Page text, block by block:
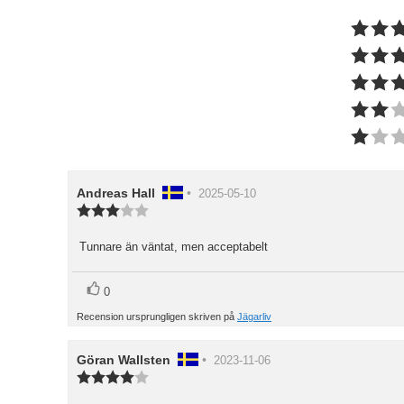
Recensionsförfattare:
Andreas Hall • Recensionsdatum:
2025-05-10
5
Recensionstext:
Tunnare än väntat, men acceptabelt
Rösta
0
Recension ursprungligen skriven på Jägarliv
Recensionsförfattare:
Göran Wallsten • Recensionsdatum:
2023-11-06